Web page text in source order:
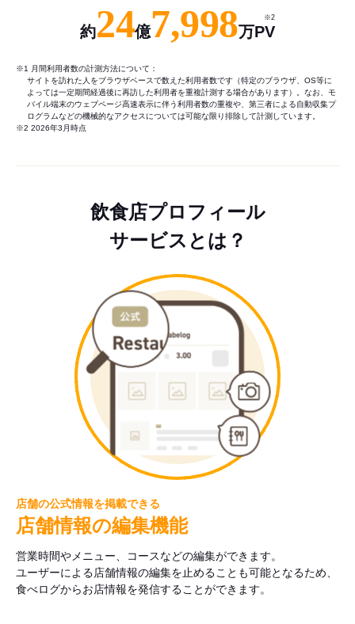
約24億7,998万PV
※2
※1 月間利用者数の計測方法について：
サイトを訪れた人をブラウザベースで数えた利用者数です（特定のブラウザ、OS等に
よっては一定期間経過後に再訪した利用者を重複計測する場合があります）。なお、モ
バイル端末のウェブページ高速表示に伴う利用者数の重複や、第三者による自動収集プ
ログラムなどの機械的なアクセスについては可能な限り排除して計測しています。
※2 2026年3月時点
飲食店プロフィール
サービスとは？
店舗の公式情報を掲載できる
店舗情報の編集機能
営業時間やメニュー、コースなどの編集ができます。
ユーザーによる店舗情報の編集を止めることも可能となるため、
食べログからお店情報を発信することができます。